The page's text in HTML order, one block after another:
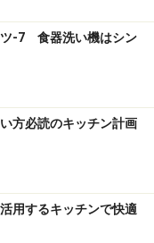
ツ-7 食器洗い機はシン
方必読のキッチン計画
用するキッチンで快適